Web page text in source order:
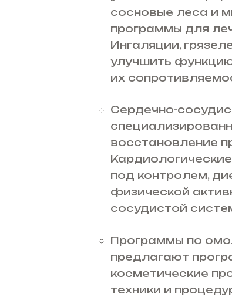
сосновые леса и
программы для
Ингаляции,
улучшить функцию
их
Сердечно-
восстановление
под контролем,
физической
сосудистой
Программы по
предлагают
косметические
техники и